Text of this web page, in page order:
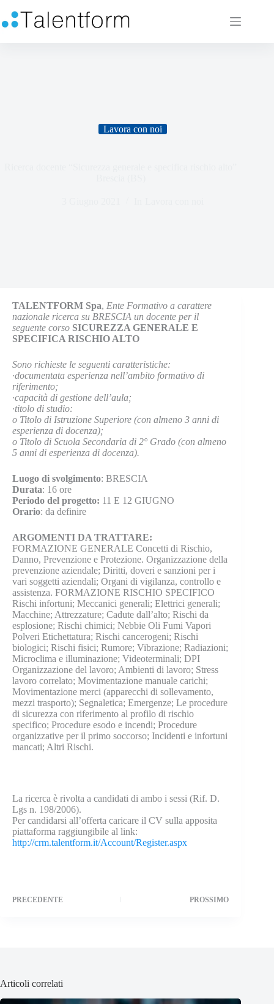
Lavora con noi
TALENTFORM Spa, Ente Formativo a carattere
nazionale ricerca su BRESCIA un docente per il
seguente corso SICUREZZA GENERALE E
SPECIFICA RISCHIO ALTO
Sono richieste le seguenti caratteristiche:
·documentata esperienza nell’ambito formativo di
riferimento;
·capacità di gestione dell’aula;
·titolo di studio:
o Titolo di Istruzione Superiore (con almeno 3 anni di
esperienza di docenza);
o Titolo di Scuola Secondaria di 2° Grado (con almeno
5 anni di esperienza di docenza).
Luogo di svolgimento: BRESCIA
Durata: 16 ore
Periodo del progetto: 11 E 12 GIUGNO
Orario: da definire
ARGOMENTI DA TRATTARE:
FORMAZIONE GENERALE Concetti di Rischio,
Danno, Prevenzione e Protezione. Organizzazione della
prevenzione aziendale; Diritti, doveri e sanzioni per i
vari soggetti aziendali; Organi di vigilanza, controllo e
assistenza. FORMAZIONE RISCHIO SPECIFICO
Rischi infortuni; Meccanici generali; Elettrici generali;
Macchine; Attrezzature; Cadute dall’alto; Rischi da
esplosione; Rischi chimici; Nebbie Oli Fumi Vapori
Polveri Etichettatura; Rischi cancerogeni; Rischi
biologici; Rischi fisici; Rumore; Vibrazione; Radiazioni;
Microclima e illuminazione; Videoterminali; DPI
Organizzazione del lavoro; Ambienti di lavoro; Stress
lavoro correlato; Movimentazione manuale carichi;
Movimentazione merci (apparecchi di sollevamento,
mezzi trasporto); Segnaletica; Emergenze; Le procedure
di sicurezza con riferimento al profilo di rischio
specifico; Procedure esodo e incendi; Procedure
organizzative per il primo soccorso; Incidenti e infortuni
mancati; Altri Rischi.
La ricerca è rivolta a candidati di ambo i sessi (Rif. D.
Lgs n. 198/2006).
Per candidarsi all’offerta caricare il CV sulla apposita
piattaforma raggiungibile al link:
http://crm.talentform.it/Account/Register.aspx
PRECEDENTE PROSSIMO
Articoli correlati